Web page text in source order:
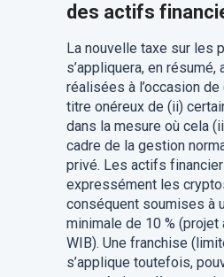
des actifs
La nouvelle taxe sur les
s’appliquera, en résumé,
réalisées à l’occasion
titre onéreux de (ii)
dans la mesure où cela
cadre de la gestion
privé. Les actifs
expressément les
conséquent soumises à
minimale de 10 % (projet
WIB). Une franchise
s’applique toutefois,